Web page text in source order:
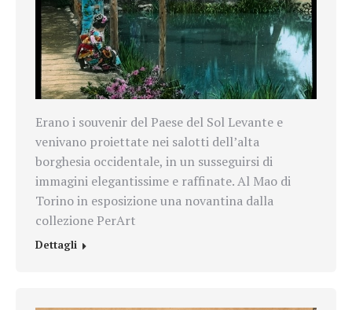
Erano i souvenir del Paese del Sol Levante e
venivano proiettate nei salotti dell’alta
borghesia occidentale, in un susseguirsi di
immagini elegantissime e raffinate. Al Mao di
Torino in esposizione una novantina dalla
collezione PerArt
Dettagli